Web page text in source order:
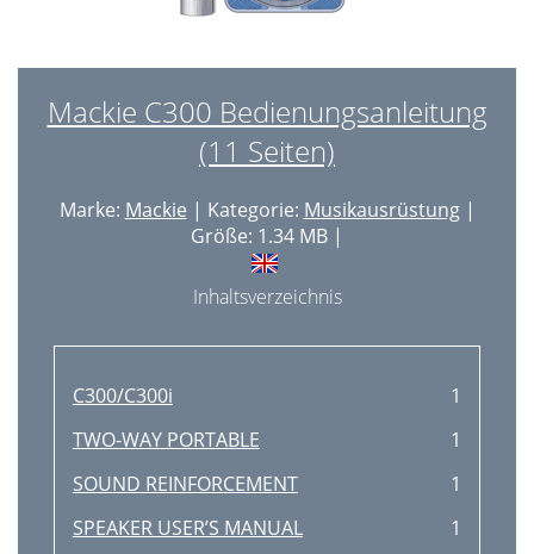
Mackie C300 Bedienungsanleitung
(11 Seiten)
Marke: Mackie | Kategorie: Musikausrüstung|
Größe: 1.34 MB |
Inhaltsverzeichnis
C300/C300i
1
TWO-WAY PORTABLE
1
SOUND REINFORCEMENT
1
SPEAKER USER’S MANUAL
1